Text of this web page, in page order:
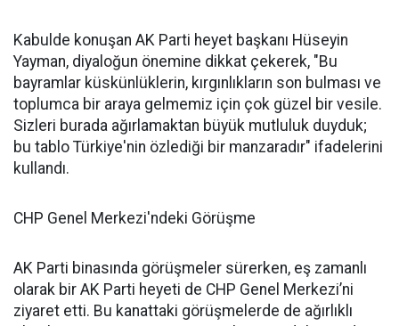
Kabulde konuşan AK Parti heyet başkanı Hüseyin
Yayman, diyaloğun önemine dikkat çekerek, "Bu
bayramlar küskünlüklerin, kırgınlıkların son bulması ve
toplumca bir araya gelmemiz için çok güzel bir vesile.
Sizleri burada ağırlamaktan büyük mutluluk duyduk;
bu tablo Türkiye'nin özlediği bir manzaradır" ifadelerini
kullandı.
​CHP Genel Merkezi'ndeki Görüşme
​AK Parti binasında görüşmeler sürerken, eş zamanlı
olarak bir AK Parti heyeti de CHP Genel Merkezi’ni
ziyaret etti. Bu kanattaki görüşmelerde de ağırlıklı